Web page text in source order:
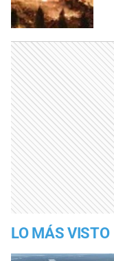
LO MÁS VISTO